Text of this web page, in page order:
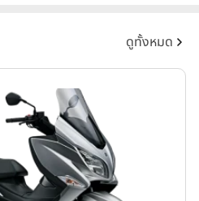
ดูทั้งหมด